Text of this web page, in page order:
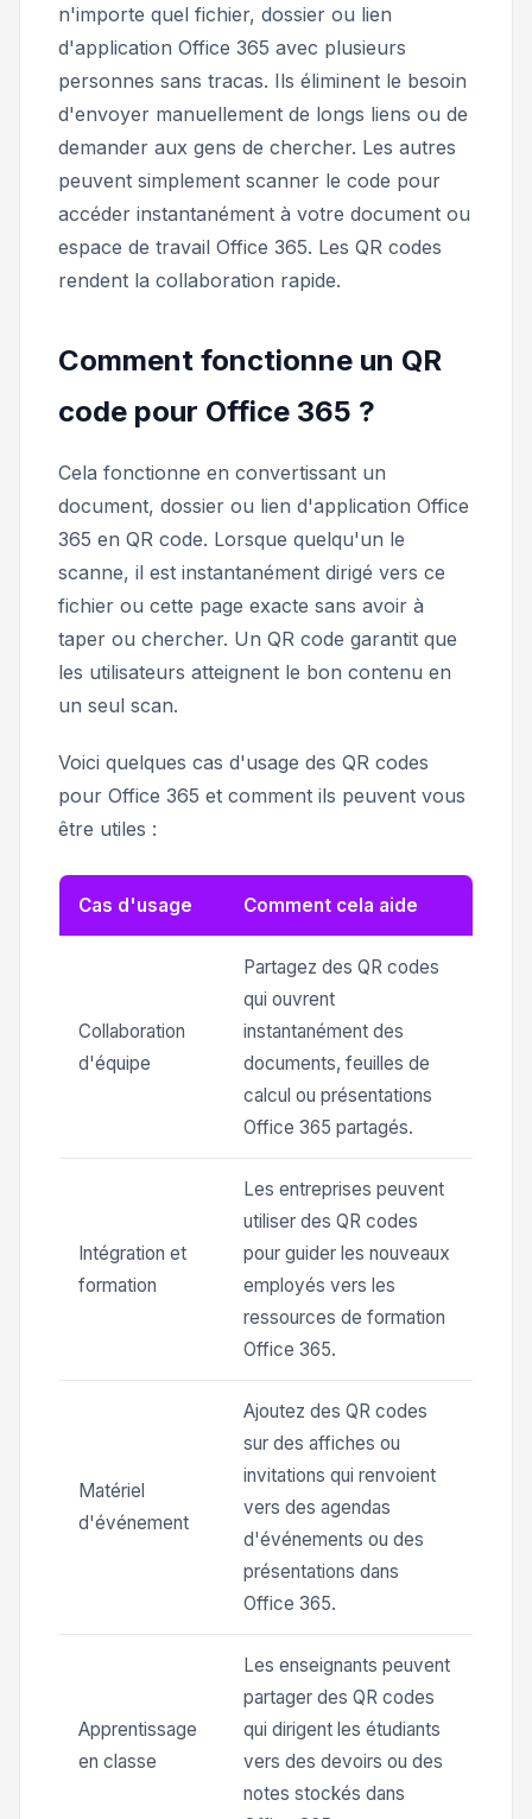
n'importe quel fichier, dossier ou lien
d'application Office 365 avec plusieurs
personnes sans tracas. Ils éliminent le besoin
d'envoyer manuellement de longs liens ou de
demander aux gens de chercher. Les autres
peuvent simplement scanner le code pour
accéder instantanément à votre document ou
espace de travail Office 365. Les QR codes
rendent la collaboration rapide.
Comment fonctionne un QR
code pour Office 365 ?
Cela fonctionne en convertissant un
document, dossier ou lien d'application Office
365 en QR code. Lorsque quelqu'un le
scanne, il est instantanément dirigé vers ce
fichier ou cette page exacte sans avoir à
taper ou chercher. Un QR code garantit que
les utilisateurs atteignent le bon contenu en
un seul scan.
Voici quelques cas d'usage des QR codes
pour Office 365 et comment ils peuvent vous
être utiles :
Cas d'usage Comment cela aide
Collaboration
d'équipe
Partagez des QR codes
qui ouvrent
instantanément des
documents, feuilles de
calcul ou présentations
Office 365 partagés.
Intégration et
formation
Les entreprises peuvent
utiliser des QR codes
pour guider les nouveaux
employés vers les
ressources de formation
Office 365.
Matériel
d'événement
Ajoutez des QR codes
sur des affiches ou
invitations qui renvoient
vers des agendas
d'événements ou des
présentations dans
Office 365.
Apprentissage
en classe
Les enseignants peuvent
partager des QR codes
qui dirigent les étudiants
vers des devoirs ou des
notes stockés dans